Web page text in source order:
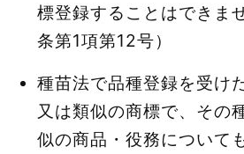
標登録することはできま
条第1項第12号）
種苗法で品種登録を受け
又は類似の商標で、その
似の商品・役務について